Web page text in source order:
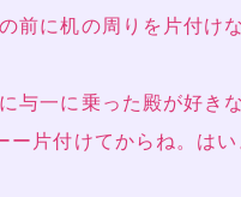
前に机の周りを片付け
与一に乗った殿が好き
ー片付けてからね。はい